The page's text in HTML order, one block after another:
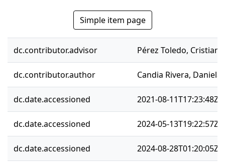
Simple item page
dc.contributor.advisor Pérez Toledo, Cristian
dc.contributor.author Candia Rivera, Daniela
dc.date.accessioned 2021-08-11T17:23:48Z
dc.date.accessioned 2024-05-13T19:22:57Z
dc.date.accessioned 2024-08-28T01:20:05Z